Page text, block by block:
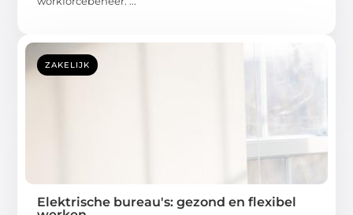
ZAKELIJK
Elektrische bureau's: gezond en flexibel
werken